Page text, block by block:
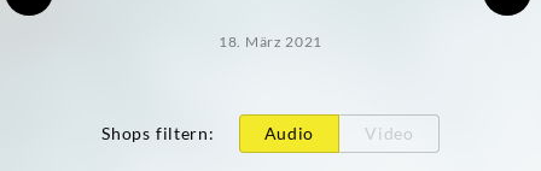
18. März 2021
Shops filtern: Audio Video